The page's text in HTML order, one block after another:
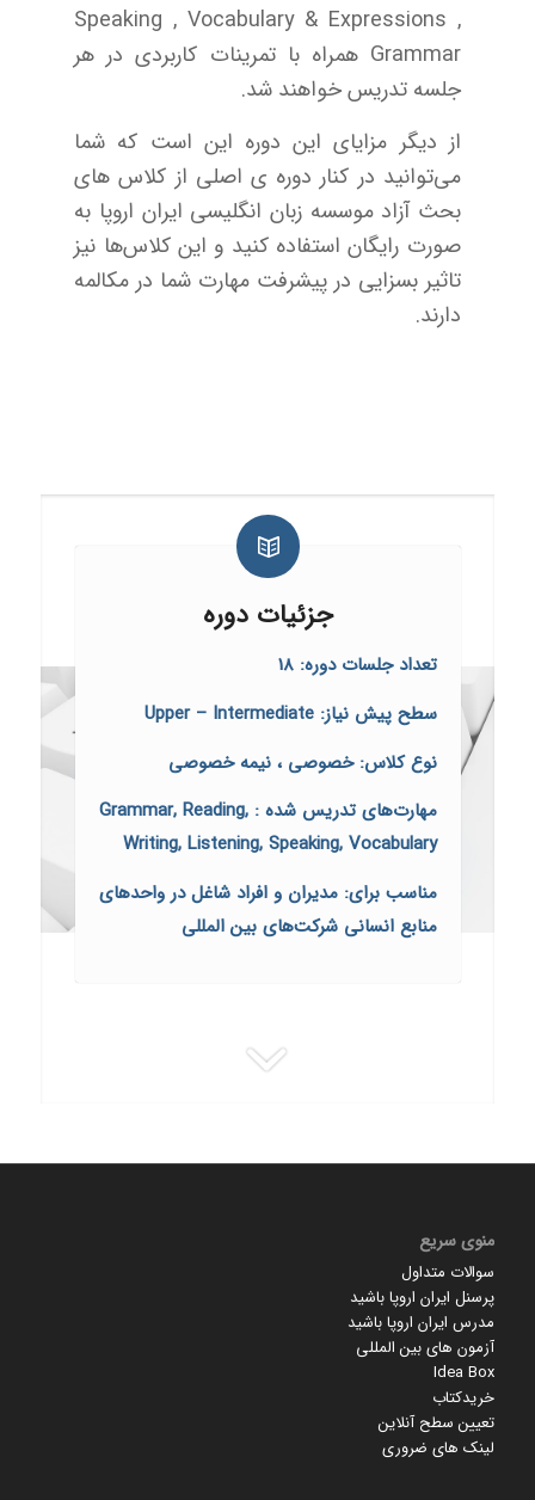
Speaking , Vocabulary & Expressions ,
Grammar همراه با تمرینات کاربردی در هر
جلسه تدریس خواهند شد.
از دیگر مزایای این دوره این است که شما
می‌توانید در کنار دوره ی اصلی از کلاس های
بحث آزاد موسسه زبان انگلیسی ایران اروپا به
صورت رایگان استفاده کنید و این کلاس‌ها نیز
تاثیر بسزایی در پیشرفت مهارت شما در مکالمه
دارند.
جزئیات دوره
تعداد جلسات دوره: 18
سطح پیش نیاز: Upper – Intermediate
نوع کلاس: خصوصی ، نیمه خصوصی
مهارت‌های تدریس شده :Grammar, Reading,
Writing, Listening, Speaking, Vocabulary
مناسب برای: مدیران و افراد شاغل در واحدهای
منابع انسانی شرکت‌های بین المللی
منوی سریع
سوالات متداول
پرسنل ایران اروپا باشید
مدرس ایران اروپا باشید
آزمون های بین المللی
Idea Box
خریدکتاب
تعیین سطح آنلاین
لینک های ضروری